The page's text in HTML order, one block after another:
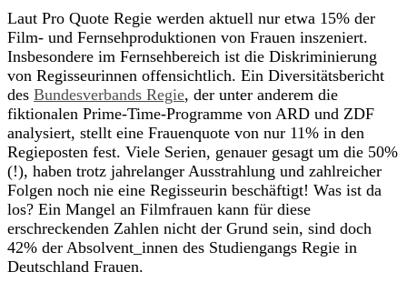
Laut Pro Quote Regie werden aktuell nur etwa 15% der
Film- und Fernsehproduktionen von Frauen inszeniert.
Insbesondere im Fernsehbereich ist die Diskriminierung
von Regisseurinnen offensichtlich. Ein Diversitätsbericht
des Bundesverbands Regie, der unter anderem die
fiktionalen Prime-Time-Programme von ARD und ZDF
analysiert, stellt eine Frauenquote von nur 11% in den
Regieposten fest. Viele Serien, genauer gesagt um die 50%
(!), haben trotz jahrelanger Ausstrahlung und zahlreicher
Folgen noch nie eine Regisseurin beschäftigt! Was ist da
los? Ein Mangel an Filmfrauen kann für diese
erschreckenden Zahlen nicht der Grund sein, sind doch
42% der Absolvent_innen des Studiengangs Regie in
Deutschland Frauen.